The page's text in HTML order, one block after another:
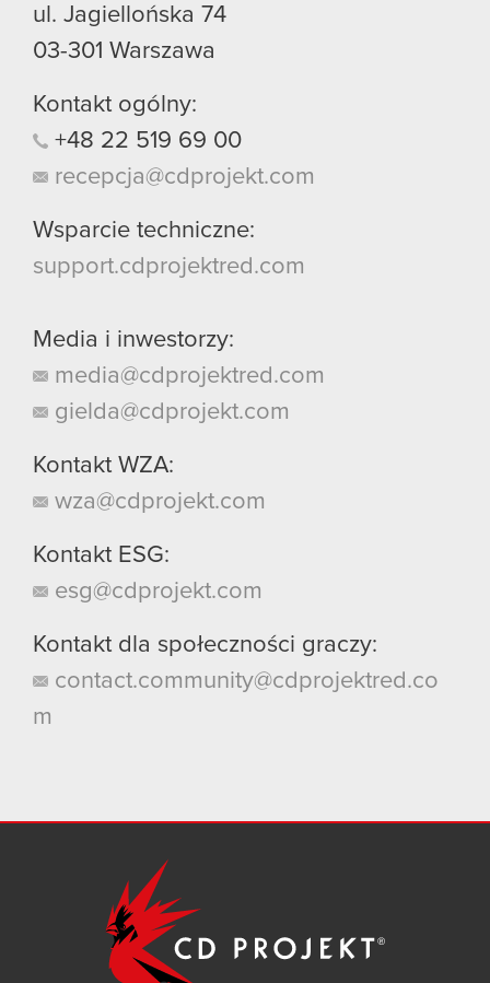
ul. Jagiellońska 74
03-301 Warszawa
Kontakt ogólny:
+48 22 519 69 00
recepcja@cdprojekt.com
Wsparcie techniczne:
support.cdprojektred.com
Media i inwestorzy:
media@cdprojektred.com
gielda@cdprojekt.com
Kontakt WZA:
wza@cdprojekt.com
Kontakt ESG:
esg@cdprojekt.com
Kontakt dla społeczności graczy:
contact.community@cdprojektred.co
m